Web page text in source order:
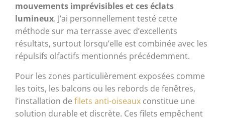
mouvements imprévisibles et ces éclats
lumineux. J’ai personnellement testé cette
méthode sur ma terrasse avec d’excellents
résultats, surtout lorsqu’elle est combinée avec les
répulsifs olfactifs mentionnés précédemment.
Pour les zones particulièrement exposées comme
les toits, les balcons ou les rebords de fenêtres,
l’installation de filets anti-oiseaux constitue une
solution durable et discrète. Ces filets empêchent